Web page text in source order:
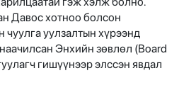
Давос хотноо болсон
уулзалтын хүрээнд
Энхийн зөвлөл (Board
гишүүнээр элссэн явдал